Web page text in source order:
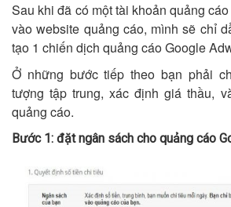
Sau khi đã có một tài khoản quảng
vào website quảng cáo, mình sẽ chỉ
tạo 1 chiến dịch quảng cáo Google
Ở những bước tiếp theo bạn phải
tượng tập trung, xác định giá thầu,
quảng cáo.
Bước 1: đặt ngân sách cho quảng cáo